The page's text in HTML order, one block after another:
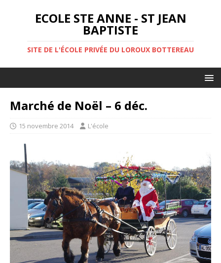
ECOLE STE ANNE - ST JEAN
BAPTISTE
SITE DE L'ÉCOLE PRIVÉE DU LOROUX BOTTEREAU
Marché de Noël – 6 déc.
15 novembre 2014 L'école